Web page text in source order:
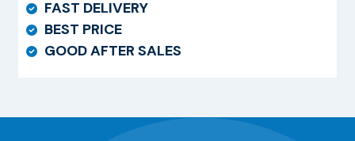
FAST DELIVERY
BEST PRICE
GOOD AFTER SALES